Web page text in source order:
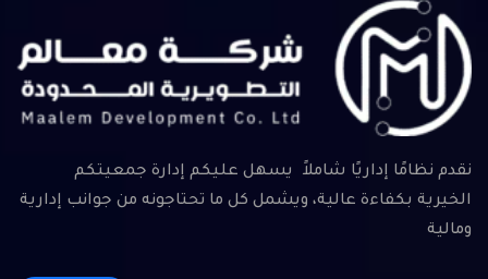
نقدم نظامًا إداريًا شاملاً يسهل عليكم إدارة جمعيتكم
الخيرية بكفاءة عالية، ويشمل كل ما تحتاجونه من جوانب إدارية
ومالية